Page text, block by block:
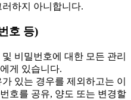
하지 아니합니다.
호 등)
비밀번호에 대한 모든 관리
게 있습니다.
있는 경우를 제외하고는 이
호를 공유, 양도 또는 변경할